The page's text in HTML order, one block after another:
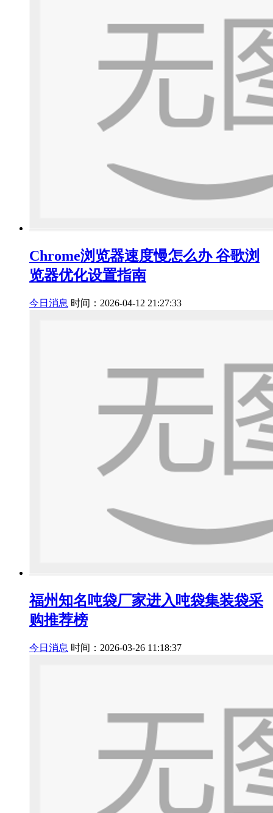
Chrome浏览器速度慢怎么办 谷歌浏
览器优化设置指南
今日消息 时间：2026-04-12 21:27:33
福州知名吨袋厂家进入吨袋集装袋采
购推荐榜
今日消息 时间：2026-03-26 11:18:37